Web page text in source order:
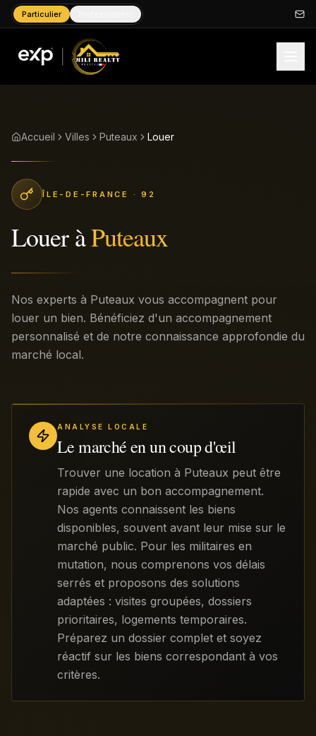
Particulier
Accueil Villes Puteaux Louer
ÎLE-DE-FRANCE · 92
LoueràPuteaux
Nos experts à Puteaux vous accompagnent pour
louer un bien. Bénéficiez d'un accompagnement
personnalisé et de notre connaissance approfondie du
marché local.
ANALYSE LOCALE
Le marché en un coup d'œil
Trouver une location à Puteaux peut être
rapide avec un bon accompagnement.
Nos agents connaissent les biens
disponibles, souvent avant leur mise sur le
marché public. Pour les militaires en
mutation, nous comprenons vos délais
serrés et proposons des solutions
adaptées : visites groupées, dossiers
prioritaires, logements temporaires.
Préparez un dossier complet et soyez
réactif sur les biens correspondant à vos
critères.